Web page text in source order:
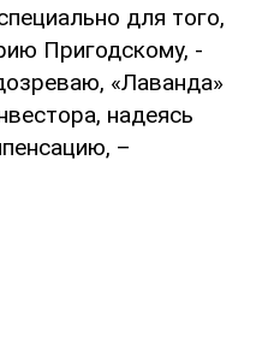
для того,
Пригодскому, -
«Лаванда»
надеясь
–